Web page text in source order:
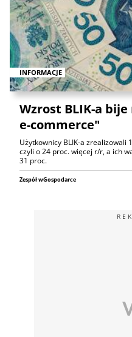
INFORMACJE
Wzrost BLIK-a
e-commerce"
Użytkownicy BLIK-a zrealizowali
czyli o 24 proc. więcej r/r, a ich
31 proc.
Zespół wGospodarce